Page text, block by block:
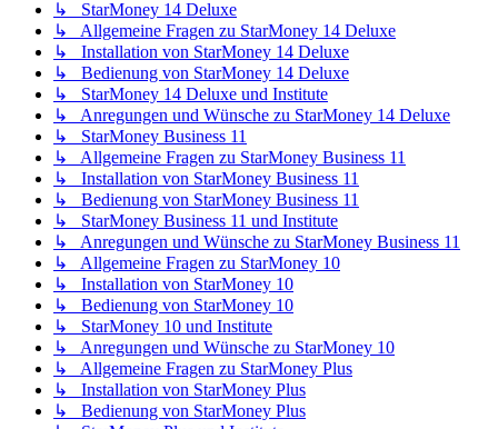
↳ StarMoney 14 Deluxe
↳ Allgemeine Fragen zu StarMoney 14 Deluxe
↳ Installation von StarMoney 14 Deluxe
↳ Bedienung von StarMoney 14 Deluxe
↳ StarMoney 14 Deluxe und Institute
↳ Anregungen und Wünsche zu StarMoney 14 Deluxe
↳ StarMoney Business 11
↳ Allgemeine Fragen zu StarMoney Business 11
↳ Installation von StarMoney Business 11
↳ Bedienung von StarMoney Business 11
↳ StarMoney Business 11 und Institute
↳ Anregungen und Wünsche zu StarMoney Business 11
↳ Allgemeine Fragen zu StarMoney 10
↳ Installation von StarMoney 10
↳ Bedienung von StarMoney 10
↳ StarMoney 10 und Institute
↳ Anregungen und Wünsche zu StarMoney 10
↳ Allgemeine Fragen zu StarMoney Plus
↳ Installation von StarMoney Plus
↳ Bedienung von StarMoney Plus